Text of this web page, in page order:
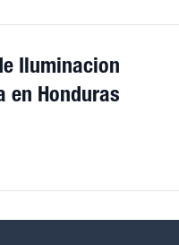
Iluminacion
en Honduras